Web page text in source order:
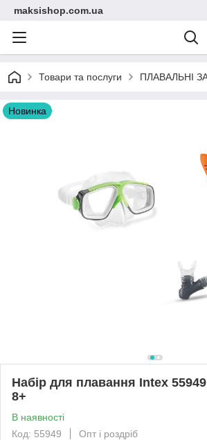
maksishop.com.ua
Товари та послуги ПЛАВАЛЬНІ
Новинка
Набір для плавання Intex
8+
В наявності
Код: 55949
Опт і роздріб